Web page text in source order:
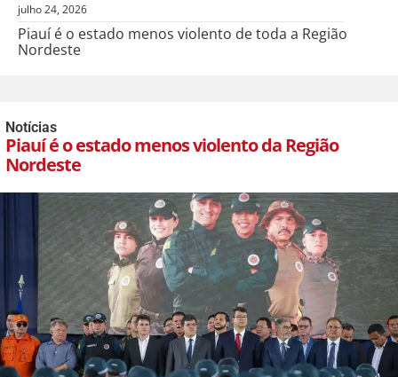
julho 24, 2026
Piauí é o estado menos violento de toda a Região
Nordeste
Notícias
Piauí é o estado menos violento da Região
Nordeste